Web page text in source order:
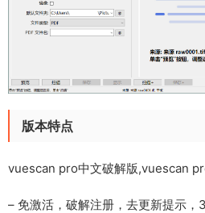
版本特点
vuescan pro中文破解版,vuescan
– 免激活，破解注册，去更新提示